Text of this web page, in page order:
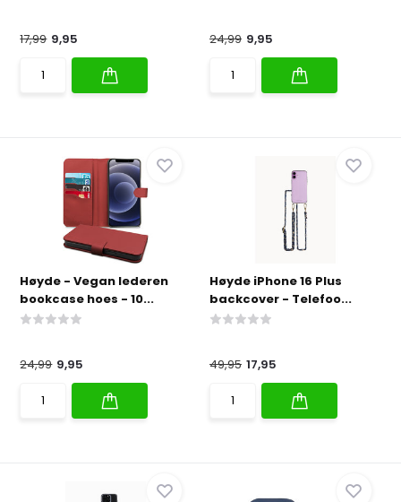
17,99 9,95 24,99 9,95
Høyde - Vegan lederen
bookcase hoes - 10...
24,99 9,95
Høyde iPhone 16 Plus
backcover - Telefoo...
49,95 17,95